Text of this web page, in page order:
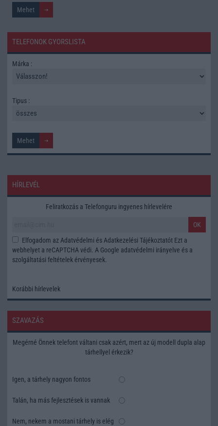
TELEFONOK GYORSLISTA
Márka :
Tipus :
HÍRLEVÉL
Feliratkozás a Telefonguru ingyenes hírlevelére
OK
Elfogadom az Adatvédelmi és Adatkezelési Tájékoztatót Ezt a
webhelyet a reCAPTCHA védi. A Google adatvédelmi irányelve és a
szolgáltatási feltételek érvényesek.
Korábbi hírlevelek
SZAVAZÁS
Megérné Önnek telefont váltani csak azért, mert az új modell dupla alap
tárhellyel érkezik?
Igen, a tárhely nagyon fontos
Talán, ha más fejlesztések is vannak
Nem, nekem a mostani tárhely is elég